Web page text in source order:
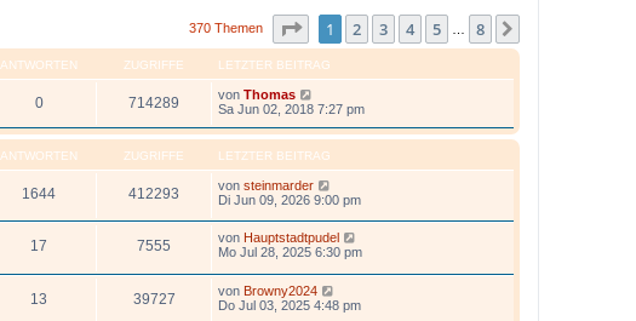
370 Themen Seite von8
1 2 3 4 5 8
ANTWORTEN ZUGRIFFE LETZTER BEITRAG
0 714289 von Thomas
Sa Jun 02, 2018 7:27 pm
ANTWORTEN ZUGRIFFE LETZTER BEITRAG
1644 412293 von steinmarder
Di Jun 09, 2026 9:00 pm
17 7555 von Hauptstadtpudel
Mo Jul 28, 2025 6:30 pm
13 39727 von Browny2024
Do Jul 03, 2025 4:48 pm